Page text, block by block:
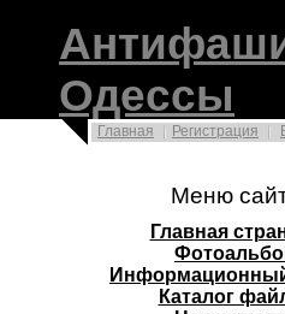
Одессы
Главная Регистрация
Меню
Главная
Каталог